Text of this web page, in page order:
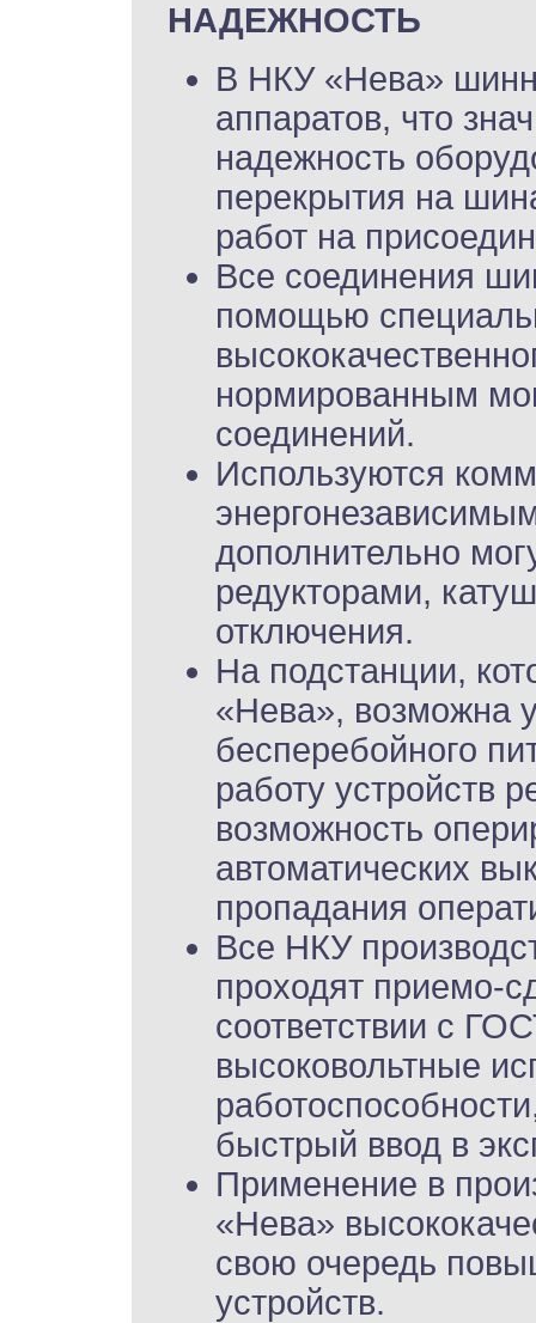
НАДЕЖНОСТЬ
В НКУ «Нева»
аппаратов, что
надежность
перекрытия на
работ на
Все соединения
помощью
нормированным
соединений.
Используются
дополнительно
редукторами,
отключения.
На подстанции,
«Нева», возможна
бесперебойного
работу устройств
возможность
автоматических
пропадания
Все НКУ
проходят приемо-
соответствии с
высоковольтные
быстрый ввод в
Применение в
«Нева»
свою очередь
устройств.